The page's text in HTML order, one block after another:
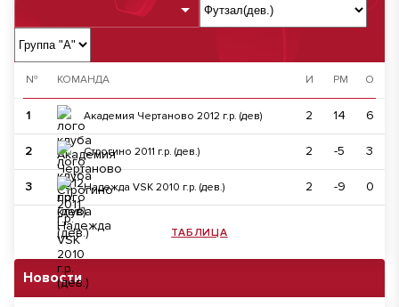
№ КОМАНДА И РМ О
1 Академия Чертаново 2012 г.р. (дев) 2 14 6
2 Строгино 2011 г.р. (дев.) 2 -5 3
3 Надежда VSK 2010 г.р. (дев.) 2 -9 0
ТАБЛИЦА
Новости